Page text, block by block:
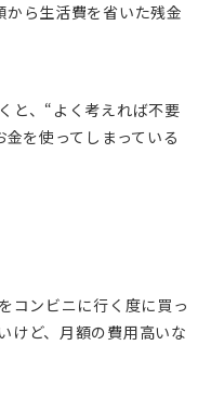
ら生活費を省いた残金
、 “よく考えれば不要
を使ってしまっている
コンビニに行く度に買っ
けど、月額の費用高いな